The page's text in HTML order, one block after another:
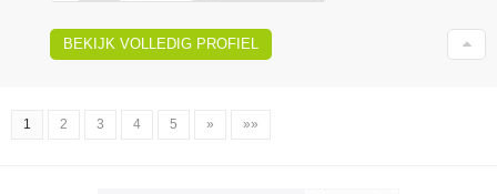
BEKIJK VOLLEDIG PROFIEL
1 2 3 4 5 » »»